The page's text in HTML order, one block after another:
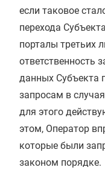
если таковое
перехода
порталы третьих
ответственность
данных Субъекта
запросам в
для этого
этом, Оператор
которые были
законом порядке.